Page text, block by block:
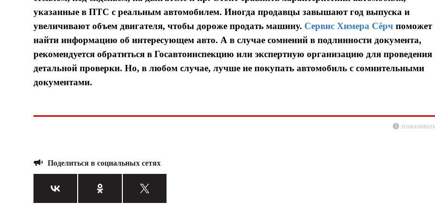
указанные в ПТС с реальным автомобилем. Иногда продавцы завышают год выпуска и
увеличивают объем двигателя, чтобы дороже продать машину. Сервис Химера Сёрч поможет
найти информацию об интересующем авто. А в случае сомнений в подлинности документа,
рекомендуется обратиться в Госавтоинспекцию или экспертную организацию для проведения
детальной проверки. Но, в любом случае, лучше не покупать автомобиль с сомнительными
документами.
Поделиться в социальных сетях
политикой конфиденциальности и защиты информации*
политикой конфиденциальности и защиты информации*